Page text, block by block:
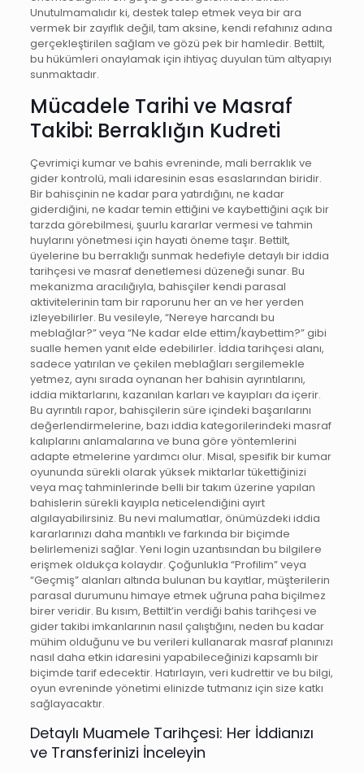
Unutulmamalıdır ki, destek talep etmek veya bir ara
vermek bir zayıflık değil, tam aksine, kendi refahınız adına
gerçekleştirilen sağlam ve gözü pek bir hamledir. Bettilt,
bu hükümleri onaylamak için ihtiyaç duyulan tüm altyapıyı
sunmaktadır.
Mücadele Tarihi ve Masraf
Takibi: Berraklığın Kudreti
Çevrimiçi kumar ve bahis evreninde, mali berraklık ve
gider kontrolü, mali idaresinin esas esaslarından biridir.
Bir bahisçinin ne kadar para yatırdığını, ne kadar
giderdiğini, ne kadar temin ettiğini ve kaybettiğini açık bir
tarzda görebilmesi, şuurlu kararlar vermesi ve tahmin
huylarını yönetmesi için hayati öneme taşır. Bettilt,
üyelerine bu berraklığı sunmak hedefiyle detaylı bir iddia
tarihçesi ve masraf denetlemesi düzeneği sunar. Bu
mekanizma aracılığıyla, bahisçiler kendi parasal
aktivitelerinin tam bir raporunu her an ve her yerden
izleyebilirler. Bu vesileyle, “Nereye harcandı bu
meblağlar?” veya “Ne kadar elde ettim/kaybettim?” gibi
sualle hemen yanıt elde edebilirler. İddia tarihçesi alanı,
sadece yatırılan ve çekilen meblağları sergilemekle
yetmez, aynı sırada oynanan her bahisin ayrıntılarını,
iddia miktarlarını, kazanılan karları ve kayıpları da içerir.
Bu ayrıntılı rapor, bahisçilerin süre içindeki başarılarını
değerlendirmelerine, bazı iddia kategorilerindeki masraf
kalıplarını anlamalarına ve buna göre yöntemlerini
adapte etmelerine yardımcı olur. Misal, spesifik bir kumar
oyununda sürekli olarak yüksek miktarlar tükettiğinizi
veya maç tahminlerinde belli bir takım üzerine yapılan
bahislerin sürekli kayıpla neticelendiğini ayırt
algılayabilirsiniz. Bu nevi malumatlar, önümüzdeki iddia
kararlarınızı daha mantıklı ve farkında bir biçimde
belirlemenizi sağlar. Yeni login uzantısından bu bilgilere
erişmek oldukça kolaydır. Çoğunlukla “Profilim” veya
“Geçmiş” alanları altında bulunan bu kayıtlar, müşterilerin
parasal durumunu himaye etmek uğruna paha biçilmez
birer veridir. Bu kısım, Bettilt’in verdiği bahis tarihçesi ve
gider takibi imkanlarının nasıl çalıştığını, neden bu kadar
mühim olduğunu ve bu verileri kullanarak masraf planınızı
nasıl daha etkin idaresini yapabileceğinizi kapsamlı bir
biçimde tarif edecektir. Hatırlayın, veri kudrettir ve bu bilgi,
oyun evreninde yönetimi elinizde tutmanız için size katkı
sağlayacaktır.
Detaylı Muamele Tarihçesi: Her İddianızı
ve Transferinizi İnceleyin